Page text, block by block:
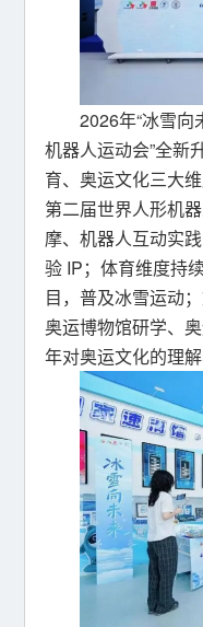
2026年“冰雪向
机器人运动会”全新
育、奥运文化三大
第二届世界人形机
摩、机器人互动实
验 IP；体育维度持
目，普及冰雪运动
奥运博物馆研学、
年对奥运文化的理解